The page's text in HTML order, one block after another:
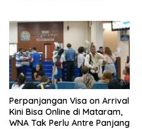
Perpanjangan Visa on Arrival
Kini Bisa Online di Mataram,
WNA Tak Perlu Antre Panjang